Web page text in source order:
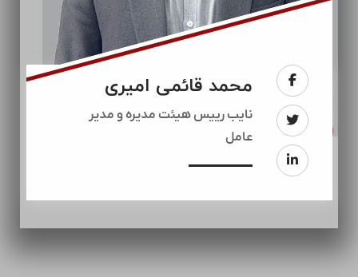
محمد قائمی امیری
نایب رییس هیئت مدیره و مدیر
عامل